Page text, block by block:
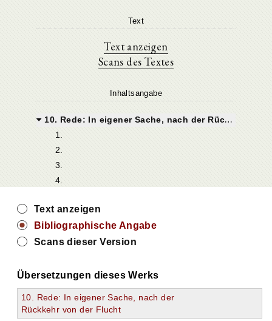
Text
Text anzeigen
Scans des Textes
Inhaltsangabe
10. Rede: In eigener Sache, nach der Rückkehr von der Flucht (In seipsum post fuga)
1.
2.
3.
4.
Text anzeigen
Bibliographische Angabe
Scans dieser Version
Übersetzungen dieses Werks
10. Rede: In eigener Sache, nach der
Rückkehr von der Flucht